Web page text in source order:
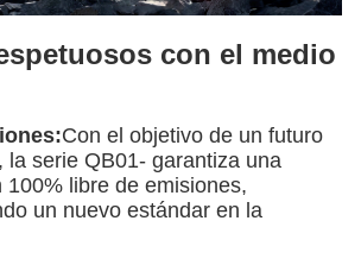
con el medio
Con el objetivo de un futuro
la serie QB01- garantiza una
100% libre de emisiones,
un nuevo estándar en la